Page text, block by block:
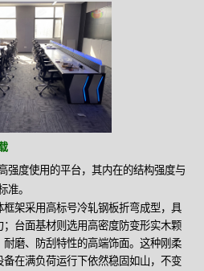
强度使用的平台，其内在的结构强度与
准。
框架采用高标号冷轧钢板折弯成型，具
台面基材则选用高密度防变形实木颗
磨、防刮特性的高端饰面。这种刚柔
在满负荷运行下依然稳固如山，不变